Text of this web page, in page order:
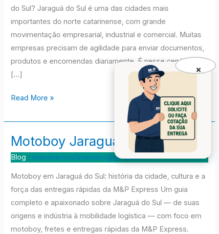
do Sul? Jaraguá do Sul é uma das cidades mais
importantes do norte catarinense, com grande
movimentação empresarial, industrial e comercial. Muitas
empresas precisam de agilidade para enviar documentos,
produtos e encomendas diariamente. É nesse cenário que
[…]
Read More »
Motoboy Jaragua Do Sul
Blog / mepexpressfinanceiro@gmail.com
Motoboy em Jaraguá do Sul: história da cidade, cultura e a
força das entregas rápidas da M&P Express Um guia
completo e apaixonado sobre Jaraguá do Sul — de suas
origens e indústria à mobilidade logística — com foco em
motoboy, fretes e entregas rápidas da M&P Express.
Motoboy
Jaragua
Do
Sul
×